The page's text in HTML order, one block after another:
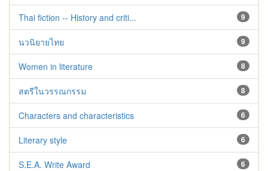
9
Thai fiction -- History and criti...
9
นวนิยายไทย
8
Women in literature
8
สตรีในวรรณกรรม
6
Characters and characteristics
6
Literary style
6
S.E.A. Write Award